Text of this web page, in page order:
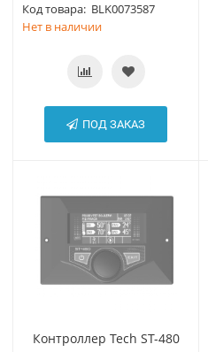
Код товара: BLK0073587
Нет в наличии
ПОД ЗАКАЗ
Контроллер Tech ST-480